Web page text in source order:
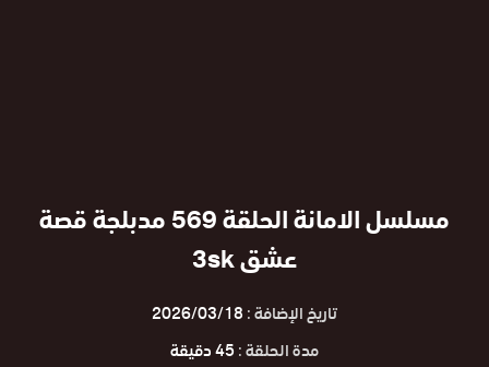
مسلسل الامانة الحلقة 569 مدبلجة قصة
عشق 3sk
تاريخ الإضافة :2026/03/18
مدة الحلقة :45 دقيقة